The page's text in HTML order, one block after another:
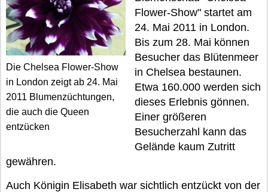
Die Chelsea Flower-Show
in London zeigt ab 24. Mai
2011 Blumenzüchtungen,
die auch die Queen
entzücken
Flower-Show" startet am
24. Mai 2011 in London.
Bis zum 28. Mai können
Besucher das Blütenmeer
in Chelsea bestaunen.
Etwa 160.000 werden sich
dieses Erlebnis gönnen.
Einer größeren
Besucherzahl kann das
Gelände kaum Zutritt
gewähren.
Auch Königin Elisabeth war sichtlich entzückt von der